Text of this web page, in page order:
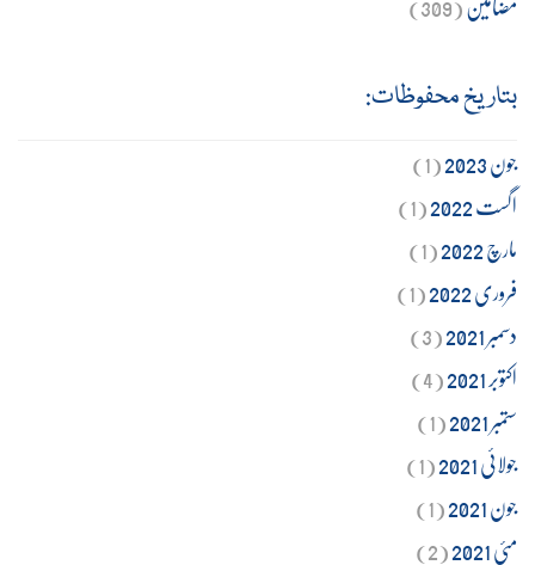
بتاریخ محفوظات:
جون 2023
(1)
اگست 2022
(1)
مارچ 2022
(1)
فروری 2022
(1)
دسمبر 2021
(3)
اکتوبر 2021
(4)
ستمبر 2021
(1)
جولائی 2021
(1)
جون 2021
(1)
مئی 2021
(2)